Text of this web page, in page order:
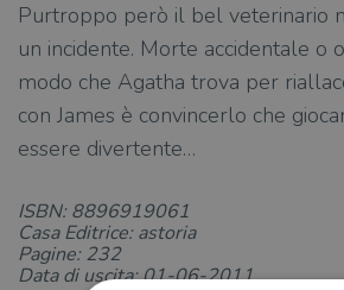
Purtroppo però il bel veterinario
un incidente. Morte accidentale o
modo che Agatha trova per
con James è convincerlo che
essere divertente…
ISBN: 8896919061
Casa Editrice: astoria
Pagine: 232
Data di uscita: 01-06-2011